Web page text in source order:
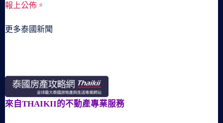
報上公佈。
更多泰國新聞
來自THAIKII的不動產專業服務